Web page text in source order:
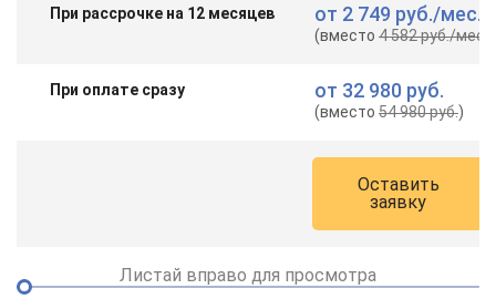
При рассрочке на 12 месяцев от 2 749 руб./мес.
(вместо4 582 руб./мес.
При оплате сразу от 32 980 руб.
(вместо54 980 руб.)
Оставить
заявку
Листай вправо для просмотра